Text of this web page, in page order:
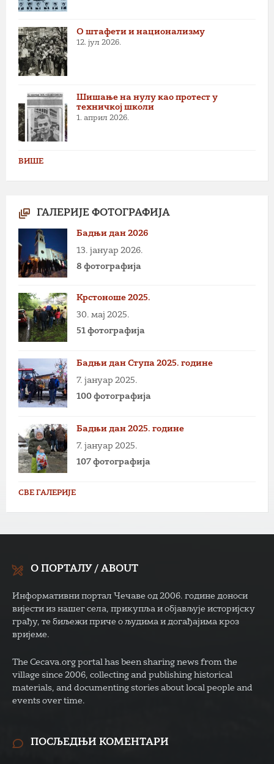
О штафети и национализму
12. јул 2026.
Шишање на нулу као протест у
техничкој школи
1. април 2026.
ВИШЕ
ГАЛЕРИЈЕ ФОТОГРАФИЈА
Бадњи дан 2026
13. јануар 2026.
8 фотографија
Крстоноше 2025.
30. мај 2025.
51 фотографија
Бадњи дан Ступа 2025. године
7. јануар 2025.
100 фотографија
Бадњи дан 2025. године
7. јануар 2025.
107 фотографија
СВЕ ГАЛЕРИЈЕ
О ПОРТАЛУ / ABOUT
Информативни портал Чечаве од 2006. године доноси
вијести из нашег села, прикупља и објављује историјску
грађу, те биљежи приче о људима и догађајима кроз
вријеме.
The Cecava.org portal has been sharing news from the
village since 2006, collecting and publishing historical
materials, and documenting stories about local people and
events over time.
ПОСЉЕДЊИ КОМЕНТАРИ